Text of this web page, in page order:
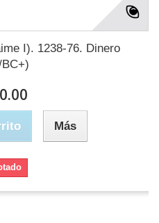
I). 1238-76. Dinero
Más